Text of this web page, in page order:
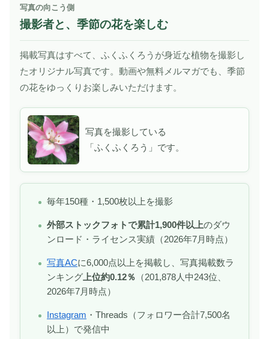
写真の向こう側
撮影者と、季節の花を楽しむ
掲載写真はすべて、ふくふくろうが身近な植物を撮影し
たオリジナル写真です。動画や無料メルマガでも、季節
の花をゆっくりお楽しみいただけます。
写真を撮影している
「ふくふくろう」です。
毎年150種・1,500枚以上を撮影
外部ストックフォトで累計1,900件以上のダウ
ンロード・ライセンス実績（2026年7月時点）
写真ACに6,000点以上を掲載し、写真掲載数ラ
ンキング 上位約0.12％ （201,878人中243位、
2026年7月時点）
Instagram ・Threads（フォロワー合計7,500名
以上）で発信中